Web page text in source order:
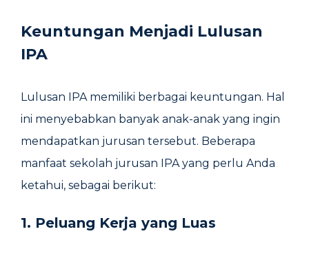
Keuntungan Menjadi Lulusan
IPA
Lulusan IPA memiliki berbagai keuntungan. Hal
ini menyebabkan banyak anak-anak yang ingin
mendapatkan jurusan tersebut. Beberapa
manfaat sekolah jurusan IPA yang perlu Anda
ketahui, sebagai berikut:
1. Peluang Kerja yang Luas